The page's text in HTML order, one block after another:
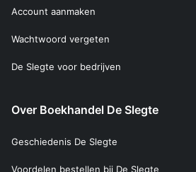
Account aanmaken
Wachtwoord vergeten
De Slegte voor bedrijven
Over Boekhandel De Slegte
Geschiedenis De Slegte
Voordelen bestellen bij De Slegte